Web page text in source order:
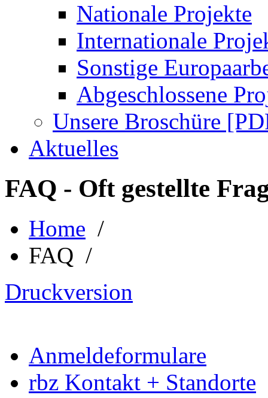
Nationale Projekte
Internationale
Sonstige
Abgeschlossene
Unsere Broschüre
Aktuelles
FAQ - Oft gestellte
Home /
FAQ /
Druckversion
Anmeldeformulare
rbz Kontakt + Standorte